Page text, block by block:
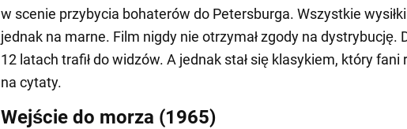
w scenie przybycia bohaterów do Petersburga. Wszystkie wysiłki
jednak na marne. Film nigdy nie otrzymał zgody na dystrybucję.
12 latach trafił do widzów. A jednak stał się klasykiem, który fani
na cytaty.
Wejście do morza (1965)